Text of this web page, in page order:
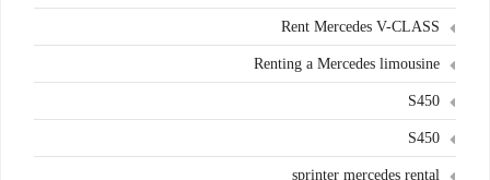
Rent Mercedes V-CLASS
Renting a Mercedes limousine
S450
S450
sprinter mercedes rental